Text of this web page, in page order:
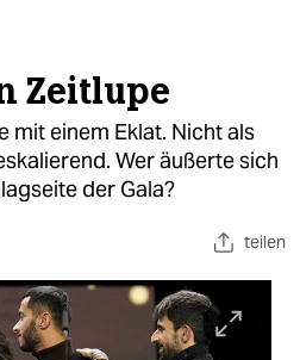
Zeitlupe
mit einem Eklat. Nicht als
Wer äußerte sich
der Gala?
teilen